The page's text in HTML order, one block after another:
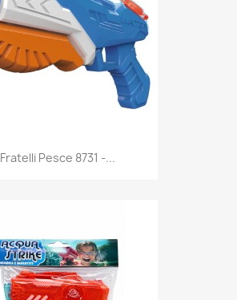
Anteprima
Fratelli Pesce 8731 -...